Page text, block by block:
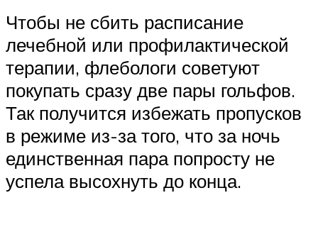
Чтобы не сбить расписание
лечебной или профилактической
терапии, флебологи советуют
покупать сразу две пары гольфов.
Так получится избежать пропусков
в режиме из-за того, что за ночь
единственная пара попросту не
успела высохнуть до конца.